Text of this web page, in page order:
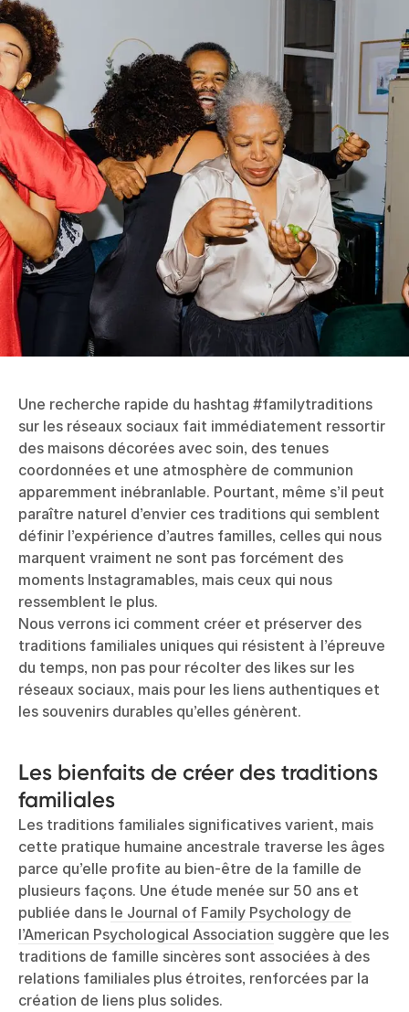
Une recherche rapide du hashtag #familytraditions
sur les réseaux sociaux fait immédiatement ressortir
des maisons décorées avec soin, des tenues
coordonnées et une atmosphère de communion
apparemment inébranlable. Pourtant, même s’il peut
paraître naturel d’envier ces traditions qui semblent
définir l’expérience d’autres familles, celles qui nous
marquent vraiment ne sont pas forcément des
moments Instagramables, mais ceux qui nous
ressemblent le plus.
Nous verrons ici comment créer et préserver des
traditions familiales uniques qui résistent à l’épreuve
du temps, non pas pour récolter des likes sur les
réseaux sociaux, mais pour les liens authentiques et
les souvenirs durables qu’elles génèrent.
Les bienfaits de créer des traditions
familiales
Les traditions familiales significatives varient, mais
cette pratique humaine ancestrale traverse les âges
parce qu’elle profite au bien-être de la famille de
plusieurs façons. Une étude menée sur 50 ans et
publiée dans le Journal of Family Psychology de
l’American Psychological Association suggère que les
traditions de famille sincères sont associées à des
relations familiales plus étroites, renforcées par la
création de liens plus solides.